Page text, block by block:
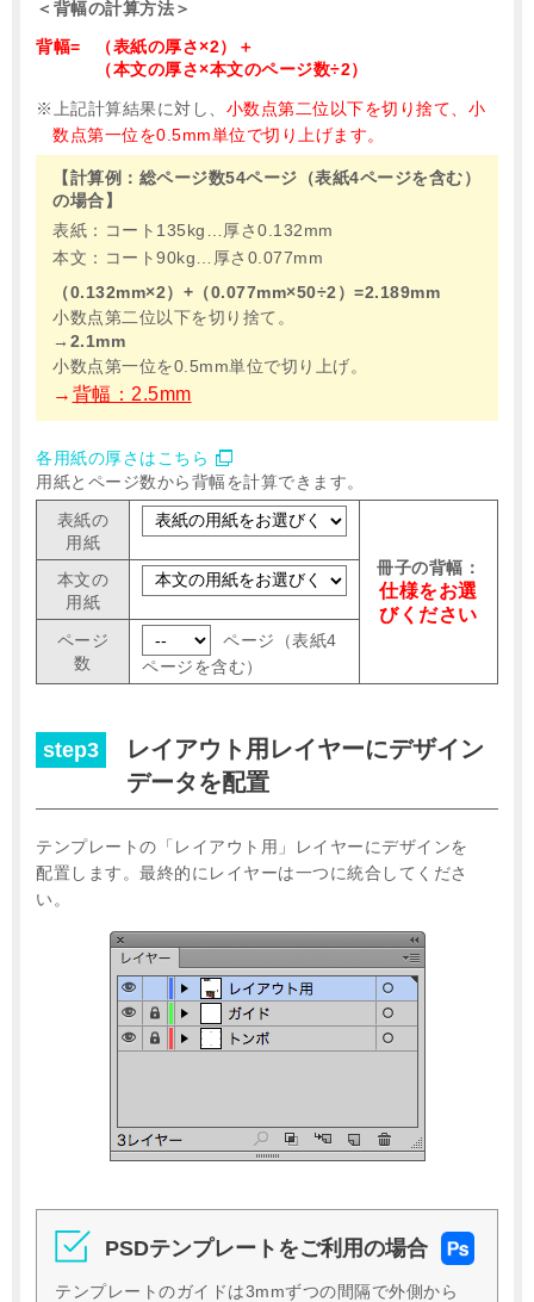
＜背幅の計算方法＞
背幅=
（表紙の厚さ×2）＋
（本文の厚さ×本文のページ数÷2）
上記計算結果に対し、 小数点第二位以下を切り捨て、小
数点第一位を0.5mm単位で切り上げます。
【計算例：総ページ数54ページ（表紙4ページを含む）
の場合】
表紙：コート135kg…厚さ0.132mm
本文：コート90kg…厚さ0.077mm
（0.132mm×2）+（0.077mm×50÷2）=2.189mm
小数点第二位以下を切り捨て。
→2.1mm
小数点第一位を0.5mm単位で切り上げ。
背幅：2.5mm
各用紙の厚さはこちら
用紙とページ数から背幅を計算できます。
表紙の
用紙
冊子の背幅：
仕様をお選
びください
本文の
用紙
ページ
数
ページ（表紙4
ページを含む）
step3
レイアウト用レイヤーにデザイン
データを配置
テンプレートの「レイアウト用」レイヤーにデザインを
配置します。 最終的にレイヤーは一つに統合してくださ
い。
PSDテンプレートをご利用の場合
テンプレートのガイドは3mmずつの間隔で外側から